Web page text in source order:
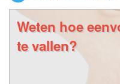
Weten hoe
te vallen?